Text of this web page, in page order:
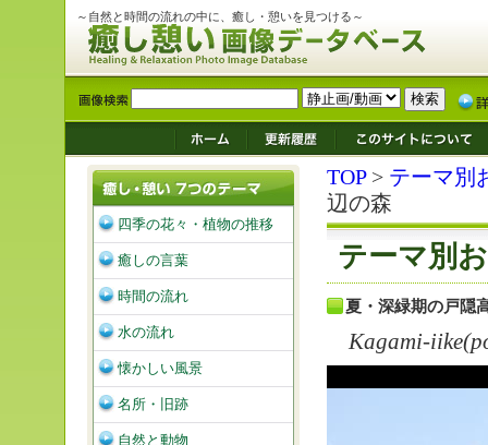
～自然と時間の流れの中に、癒し・憩いを見つける～
TOP> テーマ別
辺の森
テーマ別
夏・深緑期の戸隠
Kagami-
四季の花々・植物の推移
癒しの言葉
時間の流れ
水の流れ
懐かしい風景
名所・旧跡
自然と動物